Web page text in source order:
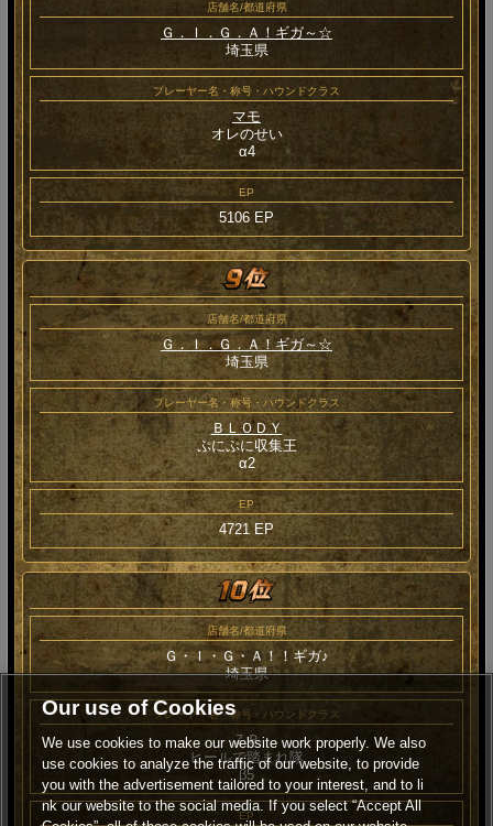
店舗名/都道府県
Ｇ．Ｉ．Ｇ．Ａ！ギガ～☆
埼玉県
プレーヤー名・称号・ハウンドクラス
マモ
オレのせい
α4
EP
5106 EP
店舗名/都道府県
Ｇ．Ｉ．Ｇ．Ａ！ギガ～☆
埼玉県
プレーヤー名・称号・ハウンドクラス
ＢＬＯＤＹ
ぷにぷに収集王
α2
EP
4721 EP
店舗名/都道府県
Ｇ・Ｉ・Ｇ・Ａ！！ギガ♪
埼玉県
プレーヤー名・称号・ハウンドクラス
ＺＰ
ヒールで踏まれ隊
β5
EP
Our use of Cookies
We use cookies to make our website work properly. We also
use cookies to analyze the traffic of our website, to provide
you with the advertisement tailored to your interest, and to li
nk our website to the social media. If you select “Accept All